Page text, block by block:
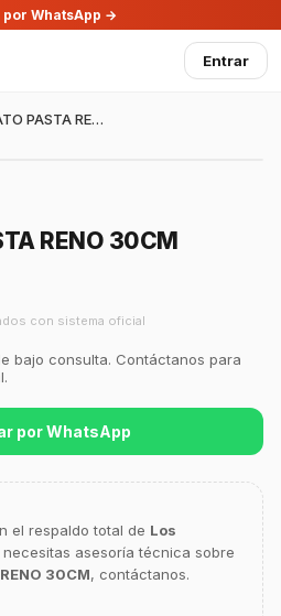
por WhatsApp →
Entrar
DELTA PLATO PASTA RENO 30CM
RENO 30CM
con sistema oficial
bajo consulta. Contáctanos para
por WhatsApp
el respaldo total de Los
necesitas asesoría técnica sobre
30CM, contáctanos.
Online
GastroBot, tu asesor
apoyar hoy con tu
industriales
y filipinas